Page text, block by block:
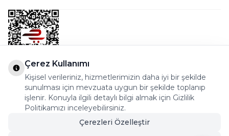
Bostancı Mah. Dar yol Sok. Safir sitesi 5/1 B Blok
Kadıköy - İSTANBUL
info@cekmeceonline.com
Çerez Kullanımı
Kişisel verileriniz, hizmetlerimizin daha iyi bir şekilde
sunulması için mevzuata uygun bir şekilde toplanıp
işlenir. Konuyla ilgili detaylı bilgi almak için Gizlilik
Politikamızı inceleyebilirsiniz.
Çerezleri Özelleştir